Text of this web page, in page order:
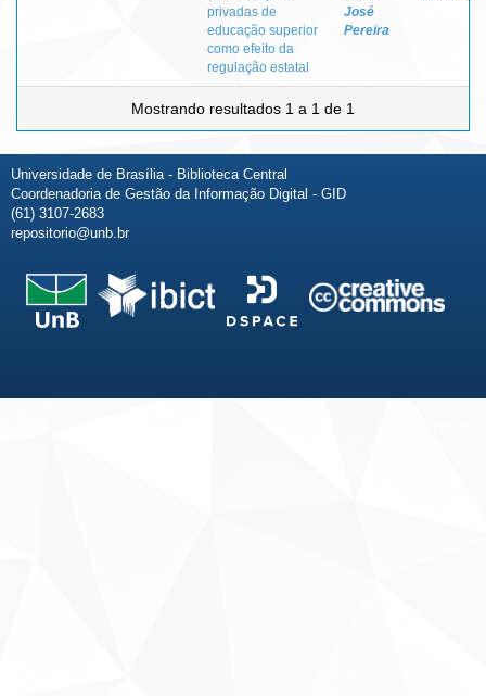
privadas de
educação superior
como efeito da
regulação estatal
José
Pereira
Mostrando resultados 1 a 1 de 1
Universidade de Brasília - Biblioteca Central
Coordenadoria de Gestão da Informação Digital - GID
(61) 3107-2683
repositorio@unb.br